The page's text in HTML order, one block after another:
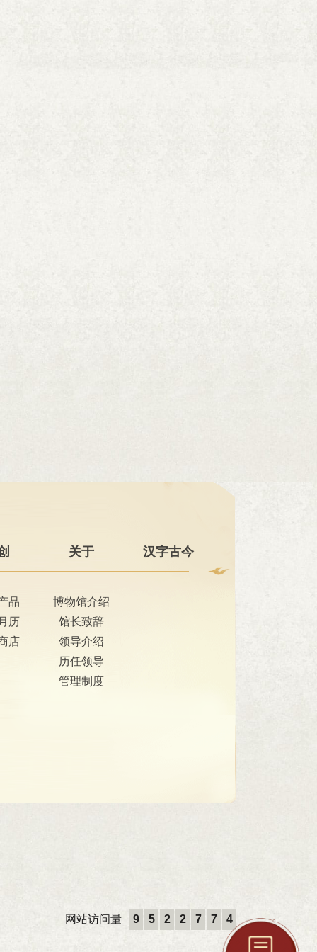
品
历
店
关于
博物馆介绍
馆长致辞
领导介绍
历任领导
管理制度
汉字古今
网站访问量 9 5 2 2 7 7 4